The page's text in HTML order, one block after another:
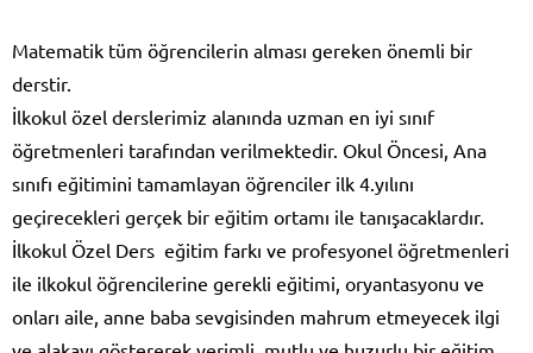
Matematik tüm öğrencilerin alması gereken önemli bir
derstir.
İlkokul özel derslerimiz alanında uzman en iyi sınıf
öğretmenleri tarafından verilmektedir. Okul Öncesi, Ana
sınıfı eğitimini tamamlayan öğrenciler ilk 4.yılını
geçirecekleri gerçek bir eğitim ortamı ile tanışacaklardır.
İlkokul Özel Ders eğitim farkı ve profesyonel öğretmenleri
ile ilkokul öğrencilerine gerekli eğitimi, oryantasyonu ve
onları aile, anne baba sevgisinden mahrum etmeyecek ilgi